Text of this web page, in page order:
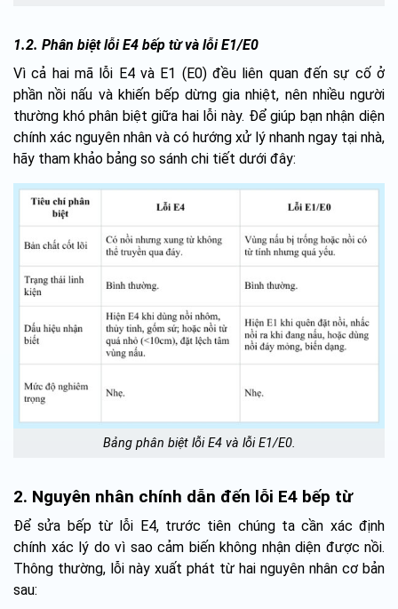
1.2. Phân biệt lỗi E4 bếp từ và lỗi E1/E0
Vì cả hai mã lỗi E4 và E1 (E0) đều liên quan đến sự cố ở
phần nồi nấu và khiến bếp dừng gia nhiệt, nên nhiều người
thường khó phân biệt giữa hai lỗi này. Để giúp bạn nhận diện
chính xác nguyên nhân và có hướng xử lý nhanh ngay tại nhà,
hãy tham khảo bảng so sánh chi tiết dưới đây:
Bảng phân biệt lỗi E4 và lỗi E1/E0.
2. Nguyên nhân chính dẫn đến lỗi E4 bếp từ
Để sửa bếp từ lỗi E4, trước tiên chúng ta cần xác định
chính xác lý do vì sao cảm biến không nhận diện được nồi.
Thông thường, lỗi này xuất phát từ hai nguyên nhân cơ bản
sau: